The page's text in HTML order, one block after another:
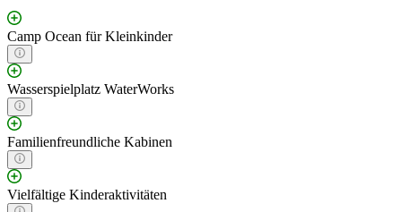
Camp Ocean für Kleinkinder
Wasserspielplatz WaterWorks
Familienfreundliche Kabinen
Vielfältige Kinderaktivitäten